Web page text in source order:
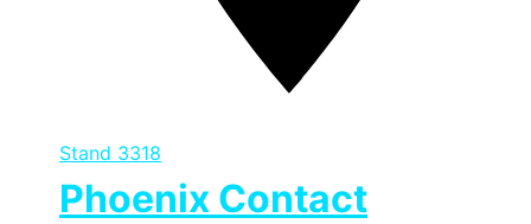
Stand 3318
Phoenix Contact